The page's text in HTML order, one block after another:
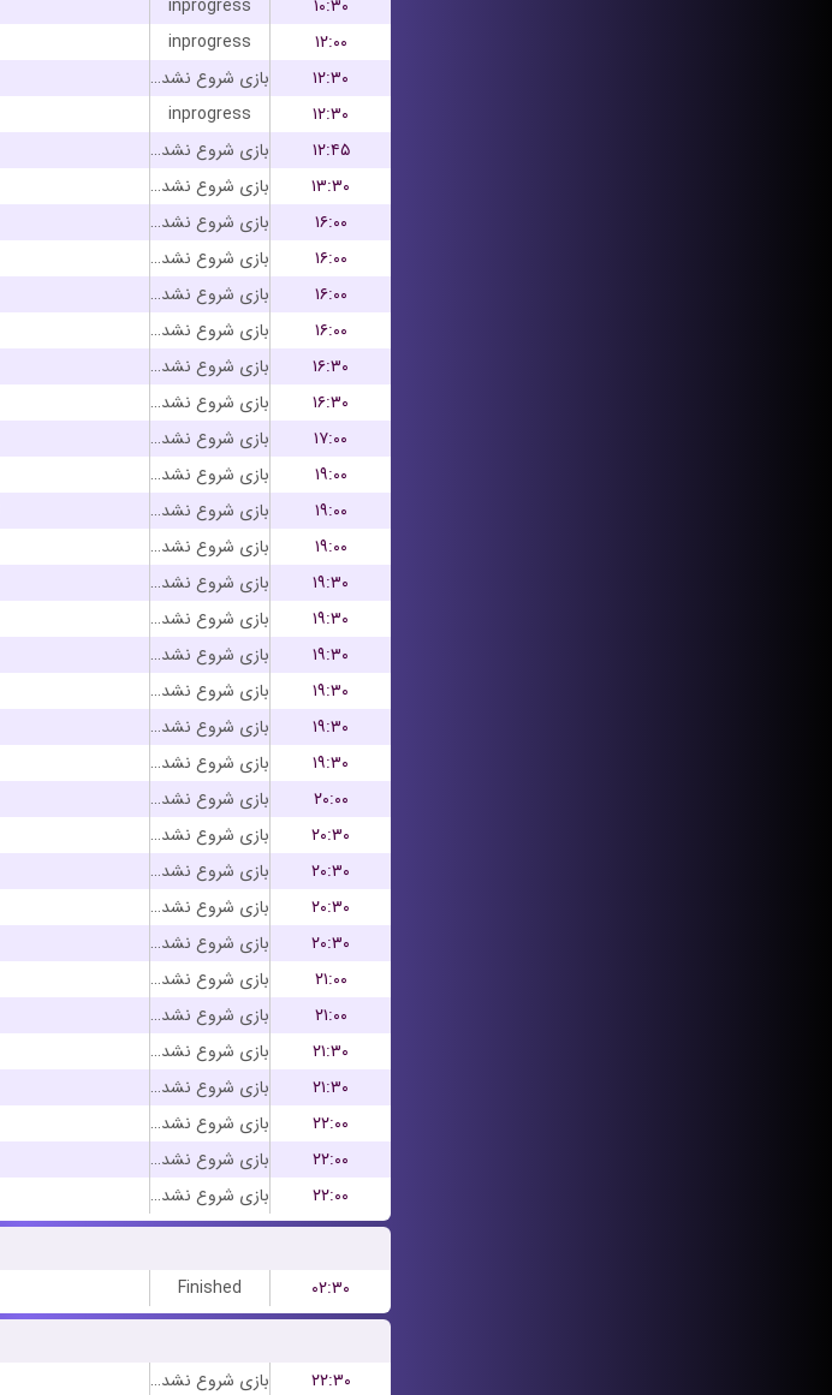
inprogress
۱۰:۳۰
inprogress
۱۲:۰۰
بازی شروع نشده است
۱۲:۳۰
inprogress
۱۲:۳۰
بازی شروع نشده است
۱۲:۴۵
بازی شروع نشده است
۱۳:۳۰
بازی شروع نشده است
۱۶:۰۰
بازی شروع نشده است
۱۶:۰۰
بازی شروع نشده است
۱۶:۰۰
بازی شروع نشده است
۱۶:۰۰
بازی شروع نشده است
۱۶:۳۰
بازی شروع نشده است
۱۶:۳۰
بازی شروع نشده است
۱۷:۰۰
بازی شروع نشده است
۱۹:۰۰
بازی شروع نشده است
۱۹:۰۰
بازی شروع نشده است
۱۹:۰۰
بازی شروع نشده است
۱۹:۳۰
بازی شروع نشده است
۱۹:۳۰
بازی شروع نشده است
۱۹:۳۰
بازی شروع نشده است
۱۹:۳۰
بازی شروع نشده است
۱۹:۳۰
بازی شروع نشده است
۱۹:۳۰
بازی شروع نشده است
۲۰:۰۰
بازی شروع نشده است
۲۰:۳۰
بازی شروع نشده است
۲۰:۳۰
بازی شروع نشده است
۲۰:۳۰
بازی شروع نشده است
۲۰:۳۰
بازی شروع نشده است
۲۱:۰۰
بازی شروع نشده است
۲۱:۰۰
بازی شروع نشده است
۲۱:۳۰
بازی شروع نشده است
۲۱:۳۰
بازی شروع نشده است
۲۲:۰۰
بازی شروع نشده است
۲۲:۰۰
بازی شروع نشده است
۲۲:۰۰
Finished
۰۲:۳۰
بازی شروع نشده است ۲۲:۳۰